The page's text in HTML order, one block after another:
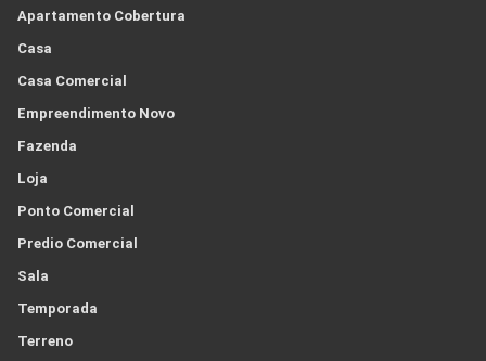
Apartamento Cobertura
Casa
Casa Comercial
Empreendimento Novo
Fazenda
Loja
Ponto Comercial
Predio Comercial
Sala
Temporada
Terreno